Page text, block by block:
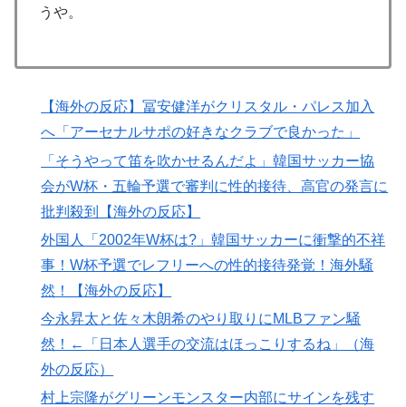
▶ 韓国人「PSG、日本の鈴木彩艶に約60億円で正式オファ
「レギュラーとして出れるとは思わない...
（通算5回目・最多優勝国）」→「韓国は8強で落ちたの
に・・・もう越えられない壁になってしまったね」「韓
国は監督の問題が大きい」「日本はもうどんなに精神勝
利したところで超えられない壁である」
▶ 韓国人「日本でヤバい作品ばかりアニメ化してて心配に
なる…」
▶ 韓国政府、謝罪をすれば賠償を放棄する案を日本側に提
示するも拒否される＝韓国の反応
▶ 海外「日本なんて行くんじゃなかった…」 日本を知っ
てしまったディズニー信者、帰国後『本家』に失望する
事態に
▶ ガソリンスタンドで助けを求めた女性が連れ去られる瞬
うや。
【海外の反応】冨安健洋がクリスタル・パレス加入
へ「アーセナルサポの好きなクラブで良かった」
「そうやって笛を吹かせるんだよ」韓国サッカー協
会がW杯・五輪予選で審判に性的接待、高官の発言に
批判殺到【海外の反応】
外国人「2002年W杯は?」韓国サッカーに衝撃的不祥
事！W杯予選でレフリーへの性的接待発覚！海外騒
然！【海外の反応】
今永昇太と佐々木朗希のやり取りにMLBファン騒
然！←「日本人選手の交流はほっこりするね」（海
外の反応）
村上宗隆がグリーンモンスター内部にサインを残す